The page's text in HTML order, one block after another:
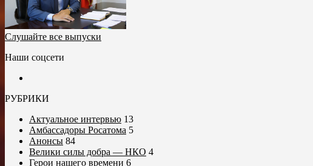
Слушайте все выпуски
Наши соцсети
РУБРИКИ
Актуальное интервью 13
Амбассадоры Росатома 5
Анонсы 84
Велики силы добра — НКО 4
Герои нашего времени 6